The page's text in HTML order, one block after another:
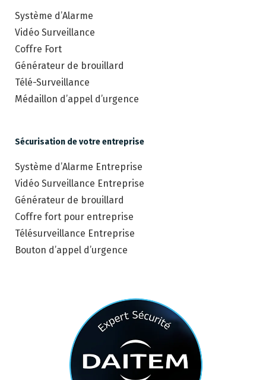
Système d’Alarme
Vidéo Surveillance
Coffre Fort
Générateur de brouillard
Télé-Surveillance
Médaillon d’appel d’urgence
Sécurisation de votre entreprise
Système d’Alarme Entreprise
Vidéo Surveillance Entreprise
Générateur de brouillard
Coffre fort pour entreprise
Télésurveillance Entreprise
Bouton d’appel d’urgence